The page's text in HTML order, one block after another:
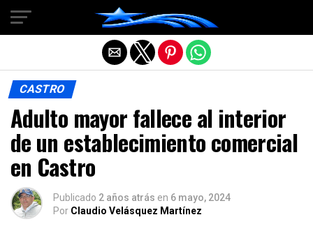
CASTRO
Adulto mayor fallece al interior
de un establecimiento comercial
en Castro
Publicado 2 años atrás en 6 mayo, 2024
Por Claudio Velásquez Martínez
Salir de la versión móvil